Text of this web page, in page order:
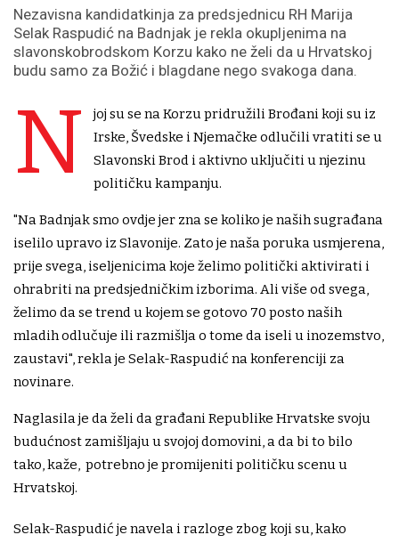
Nezavisna kandidatkinja za predsjednicu RH Marija
Selak Raspudić na Badnjak je rekla okupljenima na
slavonskobrodskom Korzu kako ne želi da u Hrvatskoj
budu samo za Božić i blagdane nego svakoga dana.
N
joj su se na Korzu pridružili Brođani koji su iz
Irske, Švedske i Njemačke odlučili vratiti se u
Slavonski Brod i aktivno uključiti u njezinu
političku kampanju.
"Na Badnjak smo ovdje jer zna se koliko je naših sugrađana
iselilo upravo iz Slavonije. Zato je naša poruka usmjerena,
prije svega, iseljenicima koje želimo politički aktivirati i
ohrabriti na predsjedničkim izborima. Ali više od svega,
želimo da se trend u kojem se gotovo 70 posto naših
mladih odlučuje ili razmišlja o tome da iseli u inozemstvo,
zaustavi", rekla je Selak-Raspudić na konferenciji za
novinare.
Naglasila je da želi da građani Republike Hrvatske svoju
budućnost zamišljaju u svojoj domovini, a da bi to bilo
tako, kaže, potrebno je promijeniti političku scenu u
Hrvatskoj.
Selak-Raspudić je navela i razloge zbog koji su, kako